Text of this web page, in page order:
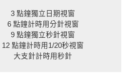
3 點鐘獨立日期視窗
6 點鐘計時用分針視窗
9 點鐘獨立秒針視窗
12 點鐘計時用1/20秒視窗
大支針計時用秒針